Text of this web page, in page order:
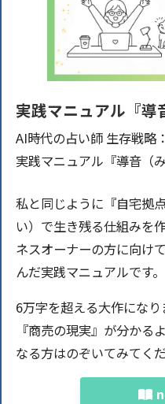
実践マニュアル『導
AI時代の占い師 生存戦略
実践マニュアル『導音（
私と同じように『自宅拠
い）で生き残る仕組みを
ネスオーナーの方に向け
んだ実践マニュアルです。
6万字を超える大作にな
『商売の現実』が分かる
なる方はのぞいてみてく